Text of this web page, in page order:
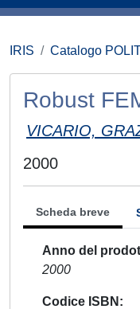
IRIS Catalogo
Robust
VICARIO,
2000
Scheda breve
Anno del
2000
Codice ISBN